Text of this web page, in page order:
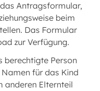
Antragsformular,
beim
Das Formular
zur Verfügung.
berechtigte Person
für das Kind
anderen Elternteil